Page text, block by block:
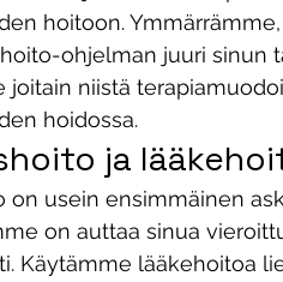
hoitoon.
ohjelman juuri sinun
joitain niistä
hoidossa.
ja
on usein ensimmäinen
on auttaa sinua
Käytämme lääkehoitoa